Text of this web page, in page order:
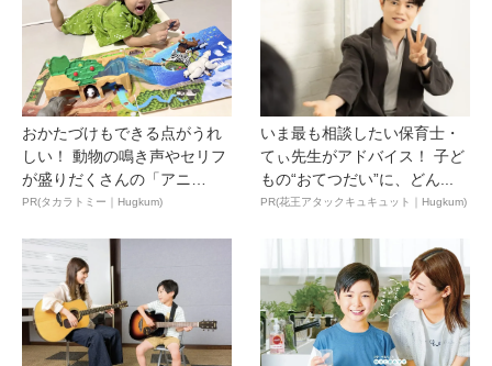
おかたづけもできる点がうれ
しい！ 動物の鳴き声やセリフ
が盛りだくさんの「アニ
ア ...
PR(タカラトミー｜Hugkum)
いま最も相談したい保育士・
てぃ先生がアドバイス！ 子ど
もの“おてつだい”に、どん...
PR(花王アタックキュキュット｜Hugkum)